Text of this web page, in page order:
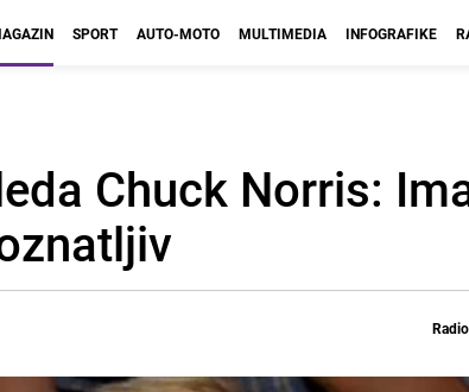
SPORT AUTO-MOTO MULTIMEDIA INFOGRAFIKE
Chuck Norris: